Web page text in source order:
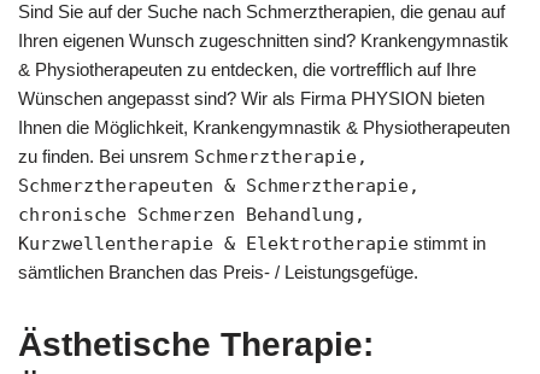
Sind Sie auf der Suche nach Schmerztherapien, die genau auf
Ihren eigenen Wunsch zugeschnitten sind? Krankengymnastik
& Physiotherapeuten zu entdecken, die vortrefflich auf Ihre
Wünschen angepasst sind? Wir als Firma PHYSION bieten
Ihnen die Möglichkeit, Krankengymnastik & Physiotherapeuten
zu finden. Bei unsrem Schmerztherapie,
Schmerztherapeuten & Schmerztherapie,
chronische Schmerzen Behandlung,
Kurzwellentherapie & Elektrotherapie stimmt in
sämtlichen Branchen das Preis- / Leistungsgefüge.
Ästhetische Therapie: